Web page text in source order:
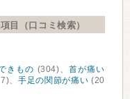
目（口コミ検索）
きもの (304)、首が痛い
、 手足の関節が痛い (20